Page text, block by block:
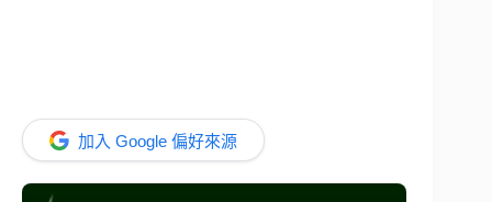
加入 Google 偏好來源